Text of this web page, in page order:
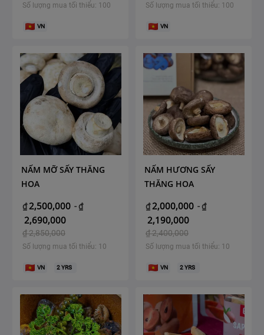
Số lượng mua tối thiểu: 100
VN
Số lượng mua tối thiểu: 100
VN
NẤM MỠ SẤY THĂNG
HOA
₫ 2,500,000 -₫
2,690,000
₫2,850,000
Số lượng mua tối thiểu: 10
VN 2YRS
NẤM HƯƠNG SẤY
THĂNG HOA
₫ 2,000,000 -₫
2,190,000
₫2,400,000
Số lượng mua tối thiểu: 10
VN 2YRS